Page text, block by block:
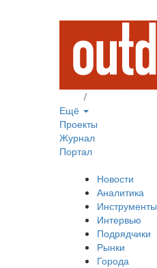
/
Ещё
Проекты
Журнал
Портал
Новости
Аналитика
Инструменты
Интервью
Подрядчики
Рынки
Города